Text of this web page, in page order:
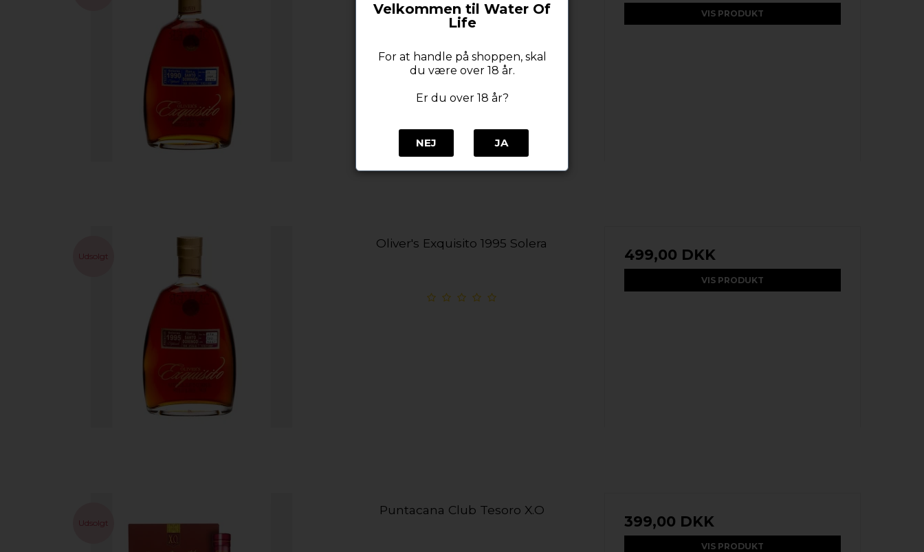
VIS PRODUKT
Udsolgt
Oliver's Exquisito 1995 Solera
499,00 DKK
VIS PRODUKT
Udsolgt
Puntacana Club Tesoro X.O
399,00 DKK
VIS PRODUKT
Velkommen til Water Of
Life
For at handle på shoppen, skal
du være over 18 år.
Er du over 18 år?
NEJ JA